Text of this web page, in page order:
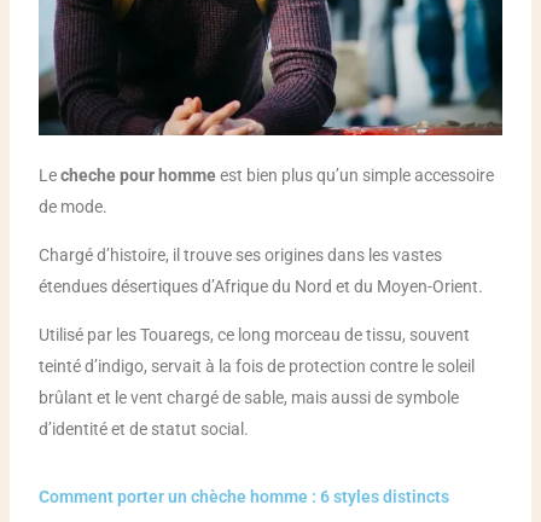
Lecheche pour hommeest bien plus qu’un simple accessoire
de mode.
Chargé d’histoire, il trouve ses origines dans les vastes
étendues désertiques d’Afrique du Nord et du Moyen-Orient.
Utilisé par les Touaregs, ce long morceau de tissu, souvent
teinté d’indigo, servait à la fois de protection contre le soleil
brûlant et le vent chargé de sable, mais aussi de symbole
d’identité et de statut social.
Comment porter un chèche homme : 6 styles distincts